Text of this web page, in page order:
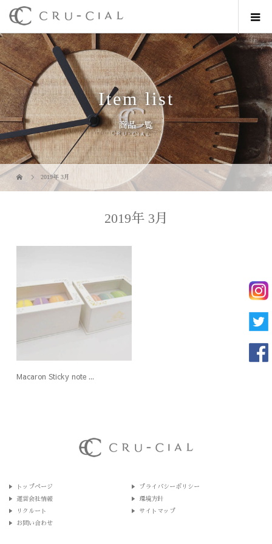
Item list
商品一覧
2019年 3月
2019年 3月
Macaron Sticky note ...
トップページ
運営会社情報
リクルート
お問い合わせ
プライバシーポリシー
環境方針
サイトマップ